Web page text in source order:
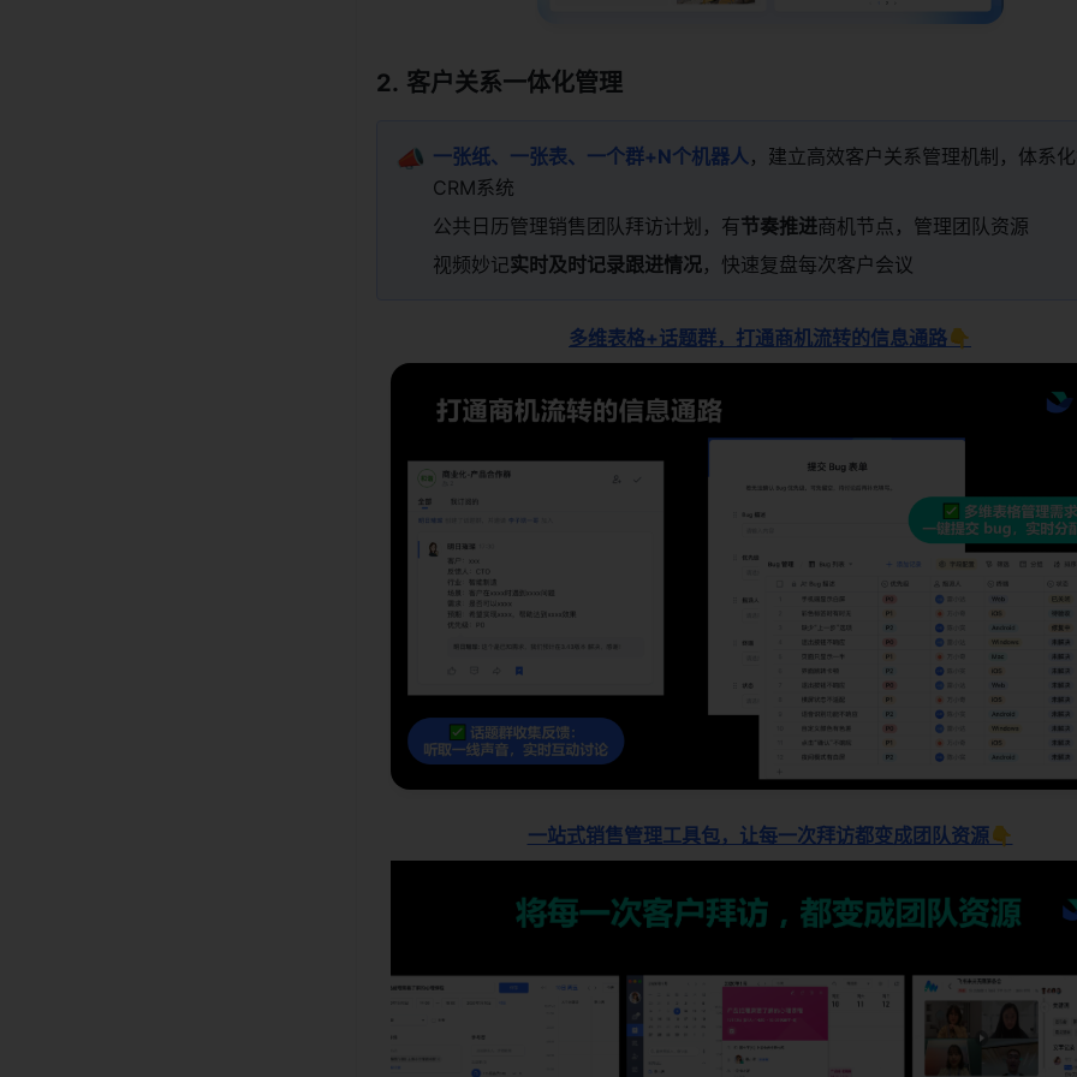
客户关系一体化管理
📣 一张纸、一张表、一个群+N个机器人，建立高效客户关系管理机制，体系
CRM系统
公共日历管理销售团队拜访计划，有节奏推进商机节点，管理团队资源
视频妙记实时及时记录跟进情况，快速复盘每次客户会议
多维表格+话题群，打通商机流转的信息通路👇
一站式销售管理工具包，让每一次拜访都变成团队资源👇